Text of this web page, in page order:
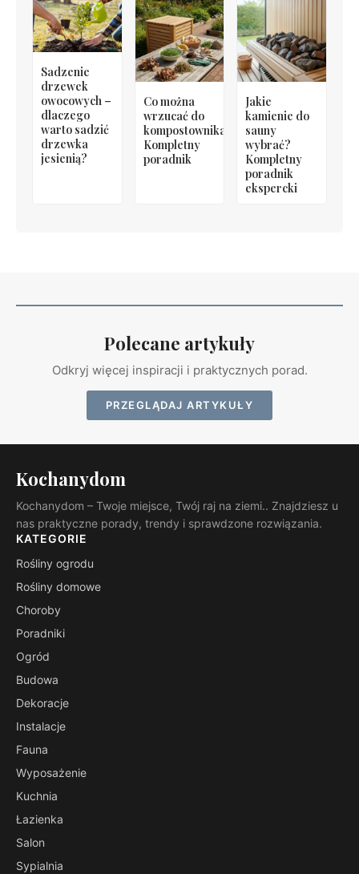
Sadzenie
drzewek
owocowych –
dlaczego
warto sadzić
drzewka
jesienią?
Co można
wrzucać do
kompostownika?
Kompletny
poradnik
Jakie
kamienie do
sauny
wybrać?
Kompletny
poradnik
ekspercki
Polecane artykuły
Odkryj więcej inspiracji i praktycznych porad.
PRZEGLĄDAJ ARTYKUŁY
Kochanydom
Kochanydom – Twoje miejsce, Twój raj na ziemi.. Znajdziesz u
nas praktyczne porady, trendy i sprawdzone rozwiązania.
KATEGORIE
Rośliny ogrodu
Rośliny domowe
Choroby
Poradniki
Ogród
Budowa
Dekoracje
Instalacje
Fauna
Wyposażenie
Kuchnia
Łazienka
Salon
Sypialnia